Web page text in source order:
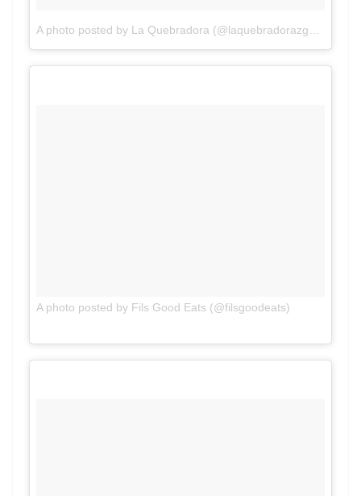
A photo posted by La Quebradora (@laquebradorazgz)
A photo posted by Fils Good Eats (@filsgoodeats)